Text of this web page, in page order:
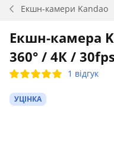
Екшн-камери Kandao
Екшн-камера
360° / 4К /
1 відгук
УЦІНКА